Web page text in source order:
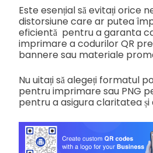
Este esențial să evitați orice
distorsiune care ar putea
eficientă pentru a garanta
imprimare a codurilor QR
bannere sau materiale
Nu uitați să alegeți formatul
pentru imprimare sau PNG
pentru a asigura claritatea și